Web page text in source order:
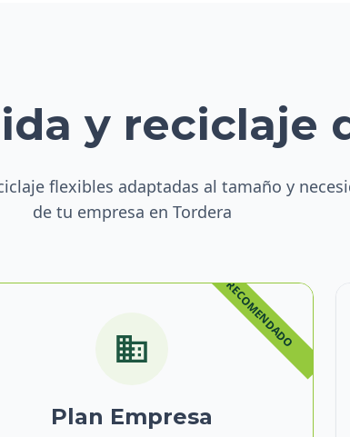
y reciclaje
flexibles adaptadas al tamaño y
de tu empresa en Tordera
Plan Empresa